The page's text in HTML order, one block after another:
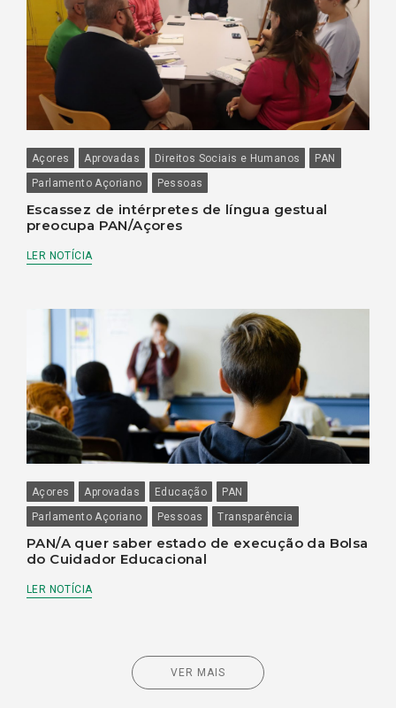
Açores Aprovadas Direitos Sociais e Humanos
PAN
Parlamento Açoriano
Pessoas
Escassez de intérpretes de língua gestual
preocupa PAN/Açores
LER NOTÍCIA
Açores Aprovadas Educação
PAN
Parlamento Açoriano
Pessoas Transparência
PAN/A quer saber estado de execução da Bolsa
do Cuidador Educacional
LER NOTÍCIA
VER MAIS